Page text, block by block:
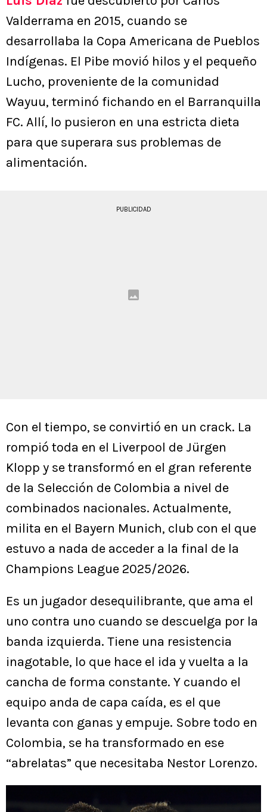
Valderrama en 2015, cuando se
desarrollaba la Copa Americana de Pueblos
Indígenas. El Pibe movió hilos y el pequeño
Lucho, proveniente de la comunidad
Wayuu, terminó fichando en el Barranquilla
FC. Allí, lo pusieron en una estricta dieta
para que superara sus problemas de
alimentación.
PUBLICIDAD
Con el tiempo, se convirtió en un crack. La
rompió toda en el Liverpool de Jürgen
Klopp y se transformó en el gran referente
de la Selección de Colombia a nivel de
combinados nacionales. Actualmente,
milita en el Bayern Munich, club con el que
estuvo a nada de acceder a la final de la
Champions League 2025/2026.
Es un jugador desequilibrante, que ama el
uno contra uno cuando se descuelga por la
banda izquierda. Tiene una resistencia
inagotable, lo que hace el ida y vuelta a la
cancha de forma constante. Y cuando el
equipo anda de capa caída, es el que
levanta con ganas y empuje. Sobre todo en
Colombia, se ha transformado en ese
“abrelatas” que necesitaba Nestor Lorenzo.